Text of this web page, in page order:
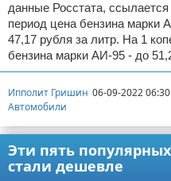
данные Росстата,
период цена бензина марки
47,17 рубля за литр. На 1
бензина марки АИ-95 - до
Ипполит Гришин 06-09-2022 06:30
Автомобили
Эти пять
стали дешевле